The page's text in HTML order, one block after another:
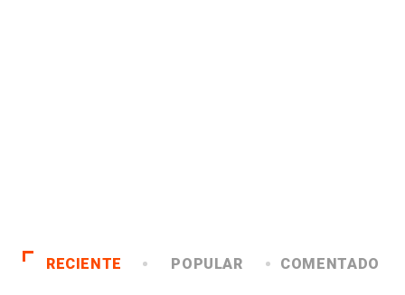
RECIENTE POPULAR COMENTADO